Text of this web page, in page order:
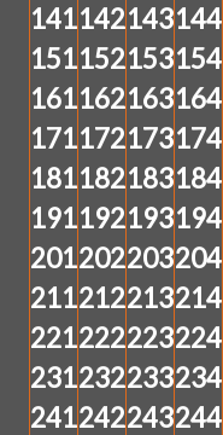
141142143144
151152153154
161162163164
171172173174
181182183184
191192193194
201202203204
211212213214
221222223224
231232233234
241242243244